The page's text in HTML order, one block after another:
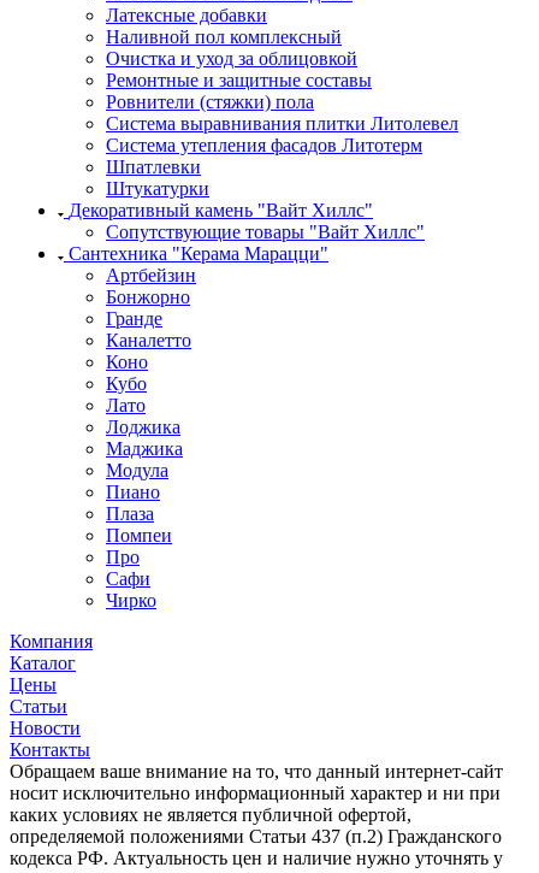
Латексные добавки
Наливной пол комплексный
Очистка и уход за облицовкой
Ремонтные и защитные составы
Ровнители (стяжки) пола
Система выравнивания плитки Литолевел
Система утепления фасадов Литотерм
Шпатлевки
Штукатурки
Декоративный камень "Вайт Хиллс"
Сопутствующие товары "Вайт Хиллс"
Сантехника "Керама Марацци"
Артбейзин
Бонжорно
Гранде
Каналетто
Коно
Кубо
Лато
Лоджика
Маджика
Модула
Пиано
Плаза
Помпеи
Про
Сафи
Чирко
Компания
Каталог
Цены
Статьи
Новости
Контакты
Обращаем ваше внимание на то, что данный интернет-сайт
носит исключительно информационный характер и ни при
каких условиях не является публичной офертой,
определяемой положениями Статьи 437 (п.2) Гражданского
кодекса РФ. Актуальность цен и наличие нужно уточнять у